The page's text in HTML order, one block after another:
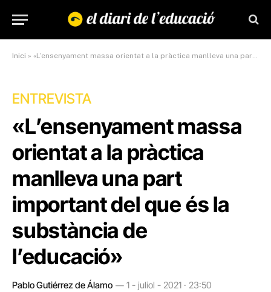
Inici » «L’ensenyament massa orientat a la pràctica manlleva una part important del que és la substància de l’educació»
ENTREVISTA
«L’ensenyament massa
orientat a la pràctica
manlleva una part
important del que és la
substància de
l’educació»
Pablo Gutiérrez de Álamo
1 - juliol - 2021 · 23:50